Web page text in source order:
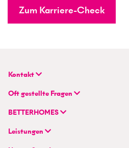
Zum Karriere-Check
Kontakt
BETTERHOMES (Schweiz) AG
Hauptsitz
Flurstrasse 55
Oft gestellte Fragen
FAQ | Immobilienbewertung
FAQ | Immobilienmakler/-in werden
BETTERHOMES
Unternehmen
Hybrides Maklermodell
Leistungen